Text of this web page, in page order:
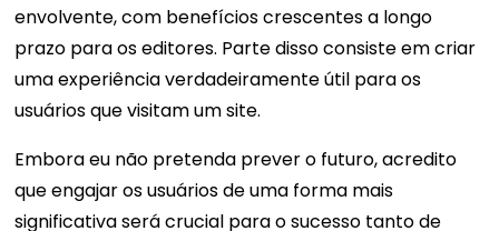
envolvente, com benefícios crescentes a longo
prazo para os editores. Parte disso consiste em criar
uma experiência verdadeiramente útil para os
usuários que visitam um site.
Embora eu não pretenda prever o futuro, acredito
que engajar os usuários de uma forma mais
significativa será crucial para o sucesso tanto de